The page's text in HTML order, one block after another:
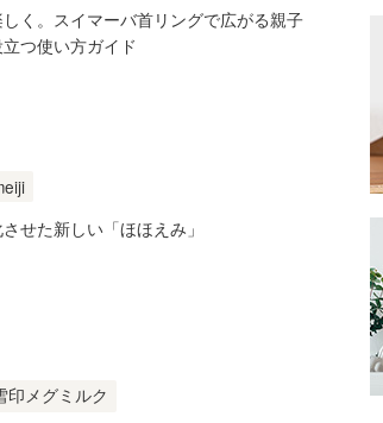
く。スイマーバ首リングで広がる親子
つ使い方ガイド
せた新しい「ほほえみ」
印メグミルク